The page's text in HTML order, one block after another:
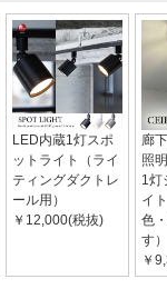
LED内蔵1灯スポ
ットライト（ライ
ティングダクトレ
ール用）
￥12,000(税抜)
廊
照
1灯
イ
色
す）
￥